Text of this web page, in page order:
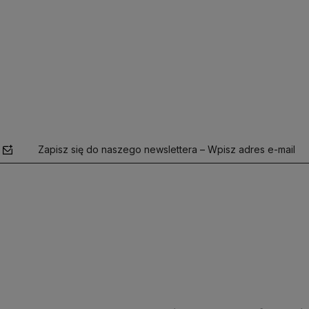
Zapisz się do naszego newslettera – Wpisz adres e-mail